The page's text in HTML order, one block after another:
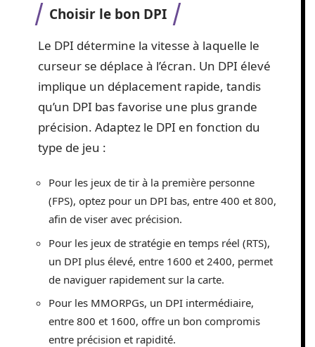
Choisir le bon DPI
Le DPI détermine la vitesse à laquelle le
curseur se déplace à l’écran. Un DPI élevé
implique un déplacement rapide, tandis
qu’un DPI bas favorise une plus grande
précision. Adaptez le DPI en fonction du
type de jeu :
Pour les jeux de tir à la première personne
(FPS), optez pour un DPI bas, entre 400 et 800,
afin de viser avec précision.
Pour les jeux de stratégie en temps réel (RTS),
un DPI plus élevé, entre 1600 et 2400, permet
de naviguer rapidement sur la carte.
Pour les MMORPGs, un DPI intermédiaire,
entre 800 et 1600, offre un bon compromis
entre précision et rapidité.